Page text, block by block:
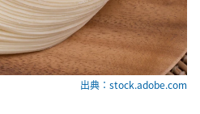
出典：stock.adobe.com